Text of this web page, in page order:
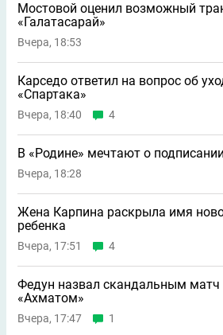
Мостовой оценил возможный
«Галатасарай»
Вчера, 18:53
Карседо ответил на вопрос об
«Спартака»
Вчера, 18:40 4
В «Родине» мечтают о
Вчера, 18:28
Жена Карпина раскрыла имя
ребeнка
Вчера, 17:51 4
Федун назвал скандальным матч
«Ахматом»
Вчера, 17:47 1